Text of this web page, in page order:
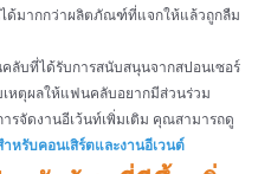
ด้มากกว่าผลิตภัณฑ์ที่แจกให้แล้วถูกลืม
ลับที่ได้รับการสนับสนุนจากสปอนเซอร์
หตุผลให้แฟนคลับอยากมีส่วนร่วม
จัดงานอีเว้นท์เพิ่มเติม คุณสามารถดู
หรับคอนเสิร์ตและงานอีเวนต์